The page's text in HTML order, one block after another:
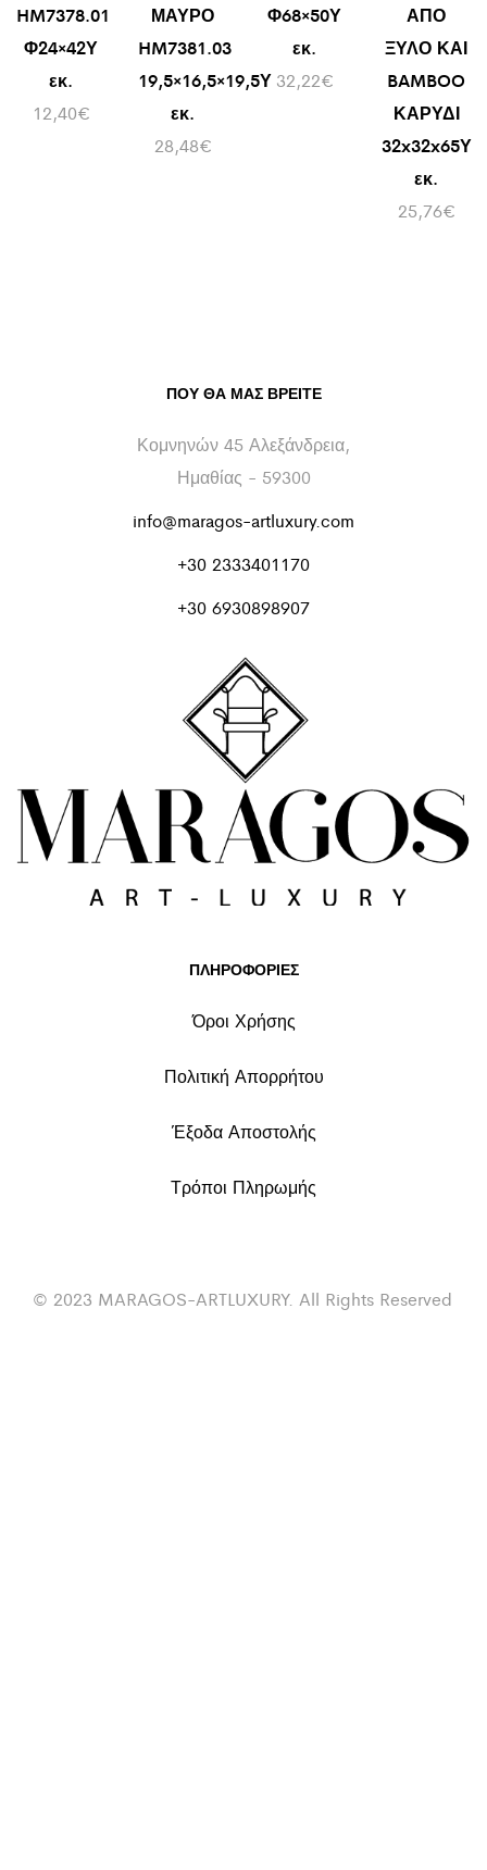
HM7378.01
Φ24×42Υ
εκ.
12,40€
ΜΑΥΡΟ
HM7381.03
19,5×16,5×19,5Υ
εκ.
28,48€
Φ68×50Υ
εκ.
32,22€
ΑΠΟ
ΞΥΛΟ ΚΑΙ
BAMBOO
ΚΑΡΥΔΙ
32x32x65Υ
εκ.
25,76€
ΠΟΥ ΘΑ ΜΑΣ ΒΡΕΊΤΕ
Κομνηνών 45 Αλεξάνδρεια,
Ημαθίας - 59300
info@maragos-artluxury.com
+30 2333401170
+30 6930898907
ΠΛΗΡΟΦΟΡΙΕΣ
Όροι Χρήσης
Πολιτική Απορρήτου
Έξοδα Αποστολής
Τρόποι Πληρωμής
© 2023 MARAGOS-ARTLUXURY. All Rights Reserved